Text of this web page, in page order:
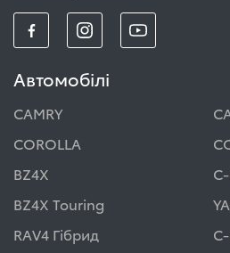
Автомобілі
CAMRY
COROLLA
BZ4X
BZ4X Touring
RAV4 Гібрид